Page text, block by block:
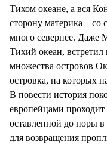
Тихом океане, а вся
сторону материка – со
много севернее.
Тихий океан, встретил
множества островов
островка, на которых
В повести история
европейцами
оставленной до поры
для возвращения